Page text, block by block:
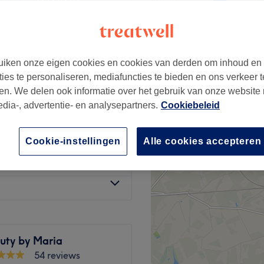
€39
€70
€45
by Maria
54 reviews
onze eigen cookies en cookies van derden om inhoud en
te personaliseren, mediafuncties te bieden en ons verkeer
We delen ook informatie over het gebruik van onze website
, advertentie- en analysepartners. Cookiebeleid
Alle cookies accepteren
Cookie-instellingen